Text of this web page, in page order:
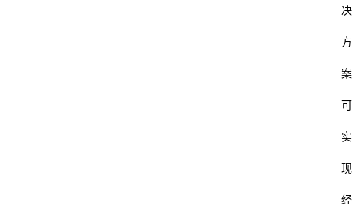
决
方
案
可
实
现
经